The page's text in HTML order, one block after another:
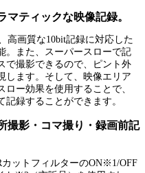
マティックな映像記録。
高画質な10bit記録に対応した
。また、スーパースローで記
で撮影できるので、ピント外
します。そして、映像エリア
ー効果を使用することで、
録することができます。
撮影・コマ撮り・録画前記
ットフィルターのON※1/OFF